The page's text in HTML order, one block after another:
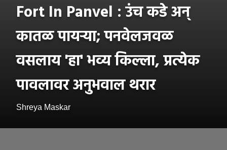
Fort In Panvel : उंच कडे अन्
कातळ पायऱ्या; पनवेलजवळ
वसलाय 'हा' भव्य किल्ला, प्रत्येक
पावलावर अनुभवाल थरार
Shreya Maskar